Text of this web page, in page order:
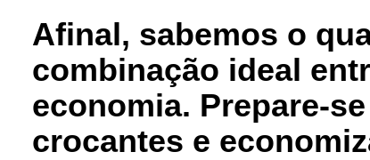
Afinal, sabemos o
combinação ideal
economia. Prepare-
crocantes e